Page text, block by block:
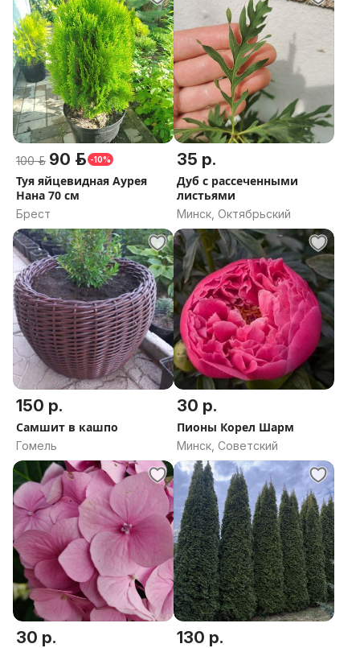
100 р. 90 р. -10%
Туя яйцевидная Аурея
Нана 70 см
Брест
35 р.
Дуб с рассеченными
листьями
Минск, Октябрьский
150 р.
Самшит в кашпо
Гомель
30 р.
Пионы Корел Шарм
Минск, Советский
30 р. 130 р.